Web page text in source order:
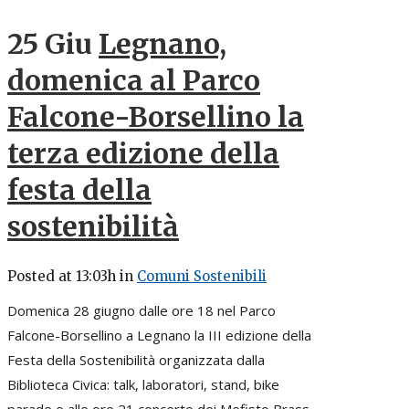
25 Giu Legnano,
domenica al Parco
Falcone-Borsellino la
terza edizione della
festa della
sostenibilità
Posted at 13:03h in Comuni Sostenibili
Domenica 28 giugno dalle ore 18 nel Parco
Falcone-Borsellino a Legnano la III edizione della
Festa della Sostenibilità organizzata dalla
Biblioteca Civica: talk, laboratori, stand, bike